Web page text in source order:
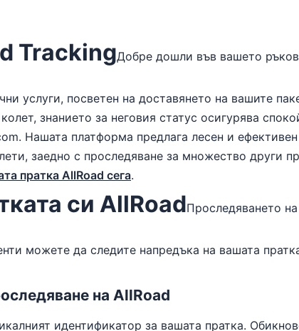
TrackingДобре дошли във вашето
услуги, посветен на доставянето на вашите
знанието за неговия статус осигурява
Нашата платформа предлага лесен и
заедно с проследяване за множество други
пратка AllRoad сега.
си AllRoadПроследяването
можете да следите напредъка на вашата
на AllRoad
идентификатор за вашата пратка.